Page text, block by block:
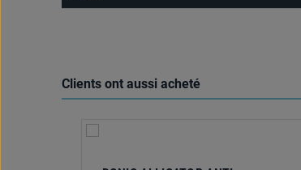
Clients ont aussi acheté
Ignorer la galerie de produits